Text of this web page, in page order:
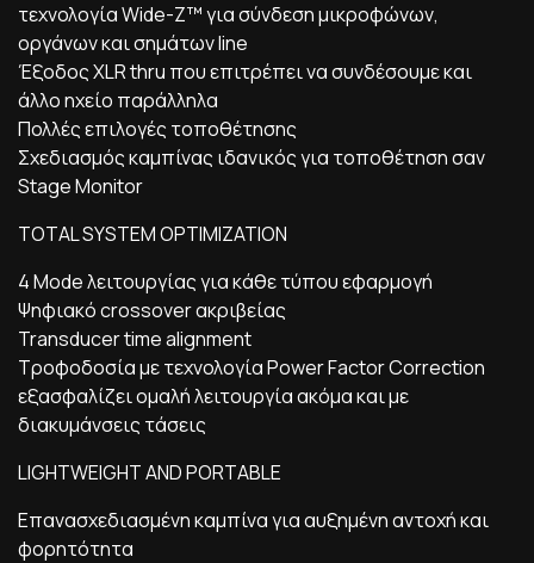
τεχνολογία Wide-Z™ για σύνδεση μικροφώνων,
οργάνων και σημάτων line
Έξοδος XLR thru που επιτρέπει να συνδέσουμε και
άλλο ηχείο παράλληλα
Πολλές επιλογές τοποθέτησης
Σχεδιασμός καμπίνας ιδανικός για τοποθέτηση σαν
Stage Monitor
TOTAL SYSTEM OPTIMIZATION
4 Mode λειτουργίας για κάθε τύπου εφαρμογή
Ψηφιακό crossover ακριβείας
Transducer time alignment
Τροφοδοσία με τεχνολογία Power Factor Correction
εξασφαλίζει ομαλή λειτουργία ακόμα και με
διακυμάνσεις τάσεις
LIGHTWEIGHT AND PORTABLE
Επανασχεδιασμένη καμπίνα για αυξημένη αντοχή και
φορητότητα